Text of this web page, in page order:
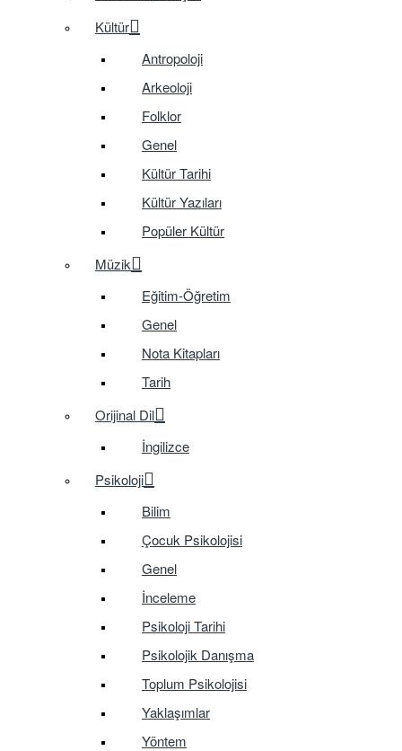
Kültür
Antropoloji
Arkeoloji
Folklor
Genel
Kültür Tarihi
Kültür Yazıları
Popüler Kültür
Müzik
Eğitim-Öğretim
Genel
Nota Kitapları
Tarih
Orijinal Dil
İngilizce
Psikoloji
Bilim
Çocuk Psikolojisi
Genel
İnceleme
Psikoloji Tarihi
Psikolojik Danışma
Toplum Psikolojisi
Yaklaşımlar
Yöntem